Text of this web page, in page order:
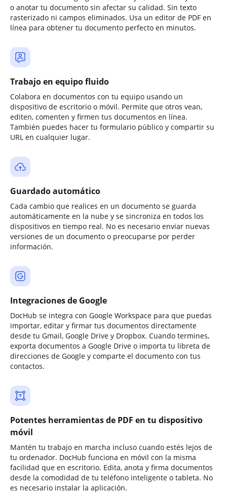
o anotar tu documento sin afectar su calidad. Sin texto
rasterizado ni campos eliminados. Usa un editor de PDF en
línea para obtener tu documento perfecto en minutos.
Trabajo en equipo fluido
Colabora en documentos con tu equipo usando un
dispositivo de escritorio o móvil. Permite que otros vean,
editen, comenten y firmen tus documentos en línea.
También puedes hacer tu formulario público y compartir su
URL en cualquier lugar.
Guardado automático
Cada cambio que realices en un documento se guarda
automáticamente en la nube y se sincroniza en todos los
dispositivos en tiempo real. No es necesario enviar nuevas
versiones de un documento o preocuparse por perder
información.
Integraciones de Google
DocHub se integra con Google Workspace para que puedas
importar, editar y firmar tus documentos directamente
desde tu Gmail, Google Drive y Dropbox. Cuando termines,
exporta documentos a Google Drive o importa tu libreta de
direcciones de Google y comparte el documento con tus
contactos.
Potentes herramientas de PDF en tu dispositivo
móvil
Mantén tu trabajo en marcha incluso cuando estés lejos de
tu ordenador. DocHub funciona en móvil con la misma
facilidad que en escritorio. Edita, anota y firma documentos
desde la comodidad de tu teléfono inteligente o tableta. No
es necesario instalar la aplicación.